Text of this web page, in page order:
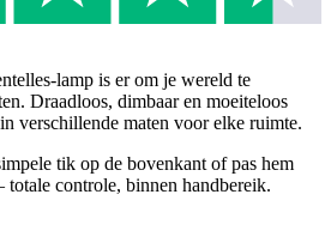
lamp is er om je wereld te
Draadloos, dimbaar en moeiteloos
verschillende maten voor elke ruimte.
tik op de bovenkant of pas hem
totale controle, binnen handbereik.